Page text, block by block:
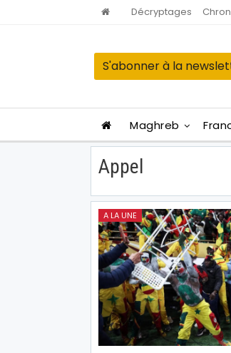
Décryptages
S'abonner à la
Maghreb
Appel
A LA UNE